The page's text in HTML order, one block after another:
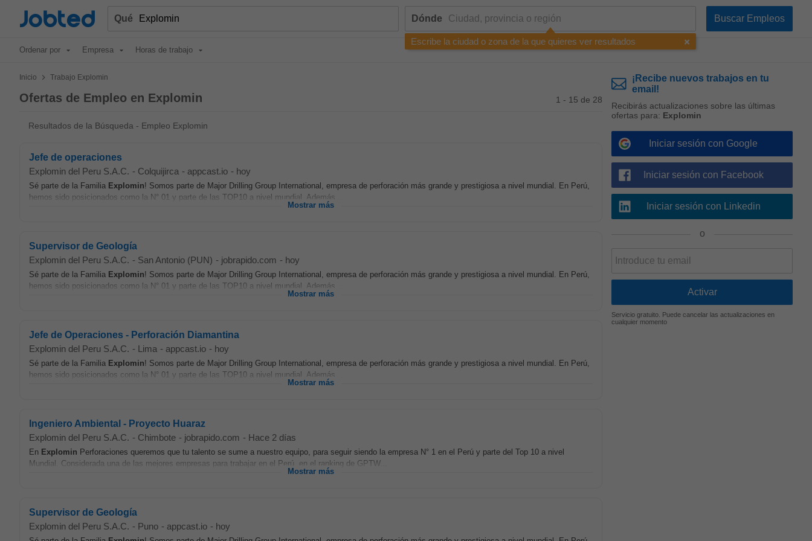
Jobted Qué Dónde
Escribe la ciudad o zona de la que quieres ver resultados
Ordenar por Empresa Horas de trabajo
Inicio > Trabajo Explomin
Ofertas de Empleo en Explomin 1 - 15 de 28
Resultados de la Búsqueda - Empleo Explomin
Jefe de operaciones
Explomin del Peru S.A.C. - Colquijirca - appcast.io - hoy
Sé parte de la Familia Explomin! Somos parte de Major Drilling Group International, empresa de perforación más grande y prestigiosa a nivel mundial. En Perú,
hemos sido posicionados como la N° 01 y parte de las TOP10 a nivel mundial. Además...
Mostrar más
Supervisor de Geología
Explomin del Peru S.A.C. - San Antonio (PUN) - jobrapido.com - hoy
Sé parte de la Familia Explomin! Somos parte de Major Drilling Group International, empresa de perforación más grande y prestigiosa a nivel mundial. En Perú,
hemos sido posicionados como la N° 01 y parte de las TOP10 a nivel mundial. Además...
Mostrar más
Jefe de Operaciones - Perforación Diamantina
Explomin del Peru S.A.C. - Lima - appcast.io - hoy
Sé parte de la Familia Explomin! Somos parte de Major Drilling Group International, empresa de perforación más grande y prestigiosa a nivel mundial. En Perú,
hemos sido posicionados como la N° 01 y parte de las TOP10 a nivel mundial. Además...
Mostrar más
Ingeniero Ambiental - Proyecto Huaraz
Explomin del Peru S.A.C. - Chimbote - jobrapido.com - Hace 2 días
En Explomin Perforaciones queremos que tu talento se sume a nuestro equipo, para seguir siendo la empresa N° 1 en el Perú y parte del Top 10 a nivel
Mundial. Considerada una de las mejores empresas para trabajar en el Perú, en el ranking de GPTW...
Mostrar más
Supervisor de Geología
Explomin del Peru S.A.C. - Puno - appcast.io - hoy
¡Recibe nuevos trabajos en tu
email!
Recibirás actualizaciones sobre las últimas
ofertas para: Explomin
Iniciar sesión con Google
Iniciar sesión con Facebook
Iniciar sesión con Linkedin
o
Servicio gratuito. Puede cancelar las actualizaciones en
cualquier momento